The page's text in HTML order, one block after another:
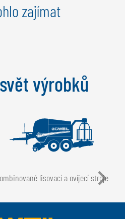
zajímat
výrobků
lisovací a ovíjecí stroje